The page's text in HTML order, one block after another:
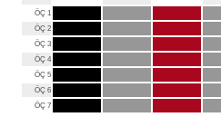
ÖÇ 1
ÖÇ 2
ÖÇ 3
ÖÇ 4
ÖÇ 5
ÖÇ 6
ÖÇ 7